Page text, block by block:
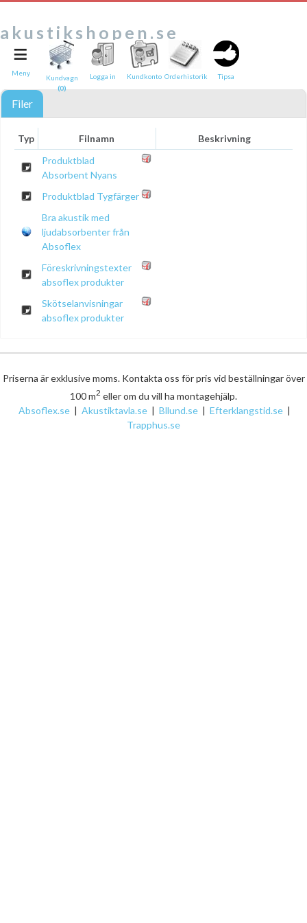
akustikshopen.se
Filer
Typ Filnamn
Beskrivning
Produktblad
Absorbent Nyans
Produktblad Tygfärger
Bra akustik med
ljudabsorbenter från
Absoflex
Föreskrivningstexter
absoflex produkter
Skötselanvisningar
absoflex produkter
≡
Meny
Kundvagn
(0)
Logga in Kundkonto Orderhistorik Tipsa
Priserna är exklusive moms. Kontakta oss för pris vid beställningar över
100 m2 eller om du vill ha montagehjälp.
Absoflex.se | Akustiktavla.se | Bllund.se | Efterklangstid.se |
Trapphus.se
Tipsa en vän:
e-post*
Direktlänk till denna sida
Länken ovan kommer att bakas in i ditt tips!